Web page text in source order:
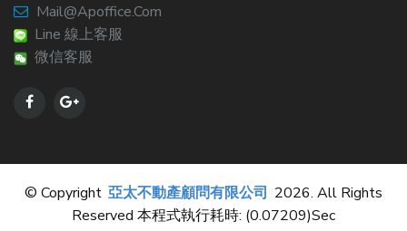
Mail@apoffice.com
Line 線上客服
微信客服
© Copyright 亞太不動產顧問有限公司 2026. All Rights
Reserved 本程式執行耗時: (0.07209)sec